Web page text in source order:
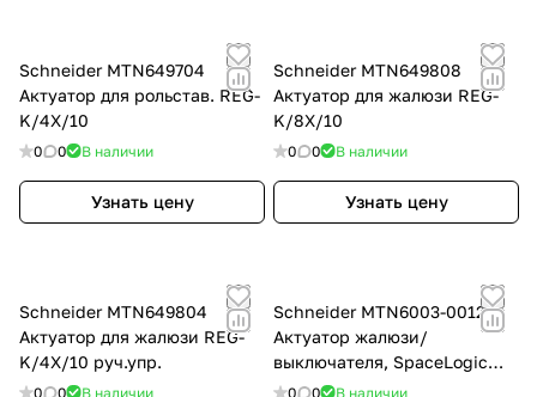
Schneider MTN649704
Актуатор для рольстав. REG-
K/4X/10
0 0 В наличии
Узнать цену
Schneider MTN649808
Актуатор для жалюзи REG-
K/8Х/10
0 0 В наличии
Узнать цену
Schneider MTN649804
Актуатор для жалюзи REG-
K/4X/10 руч.упр.
0 0 В наличии
Schneider MTN6003-0012
Актуатор жалюзи/
выключателя, SpaceLogic
KNX, 2 группы, скрытый
0 0 В наличии